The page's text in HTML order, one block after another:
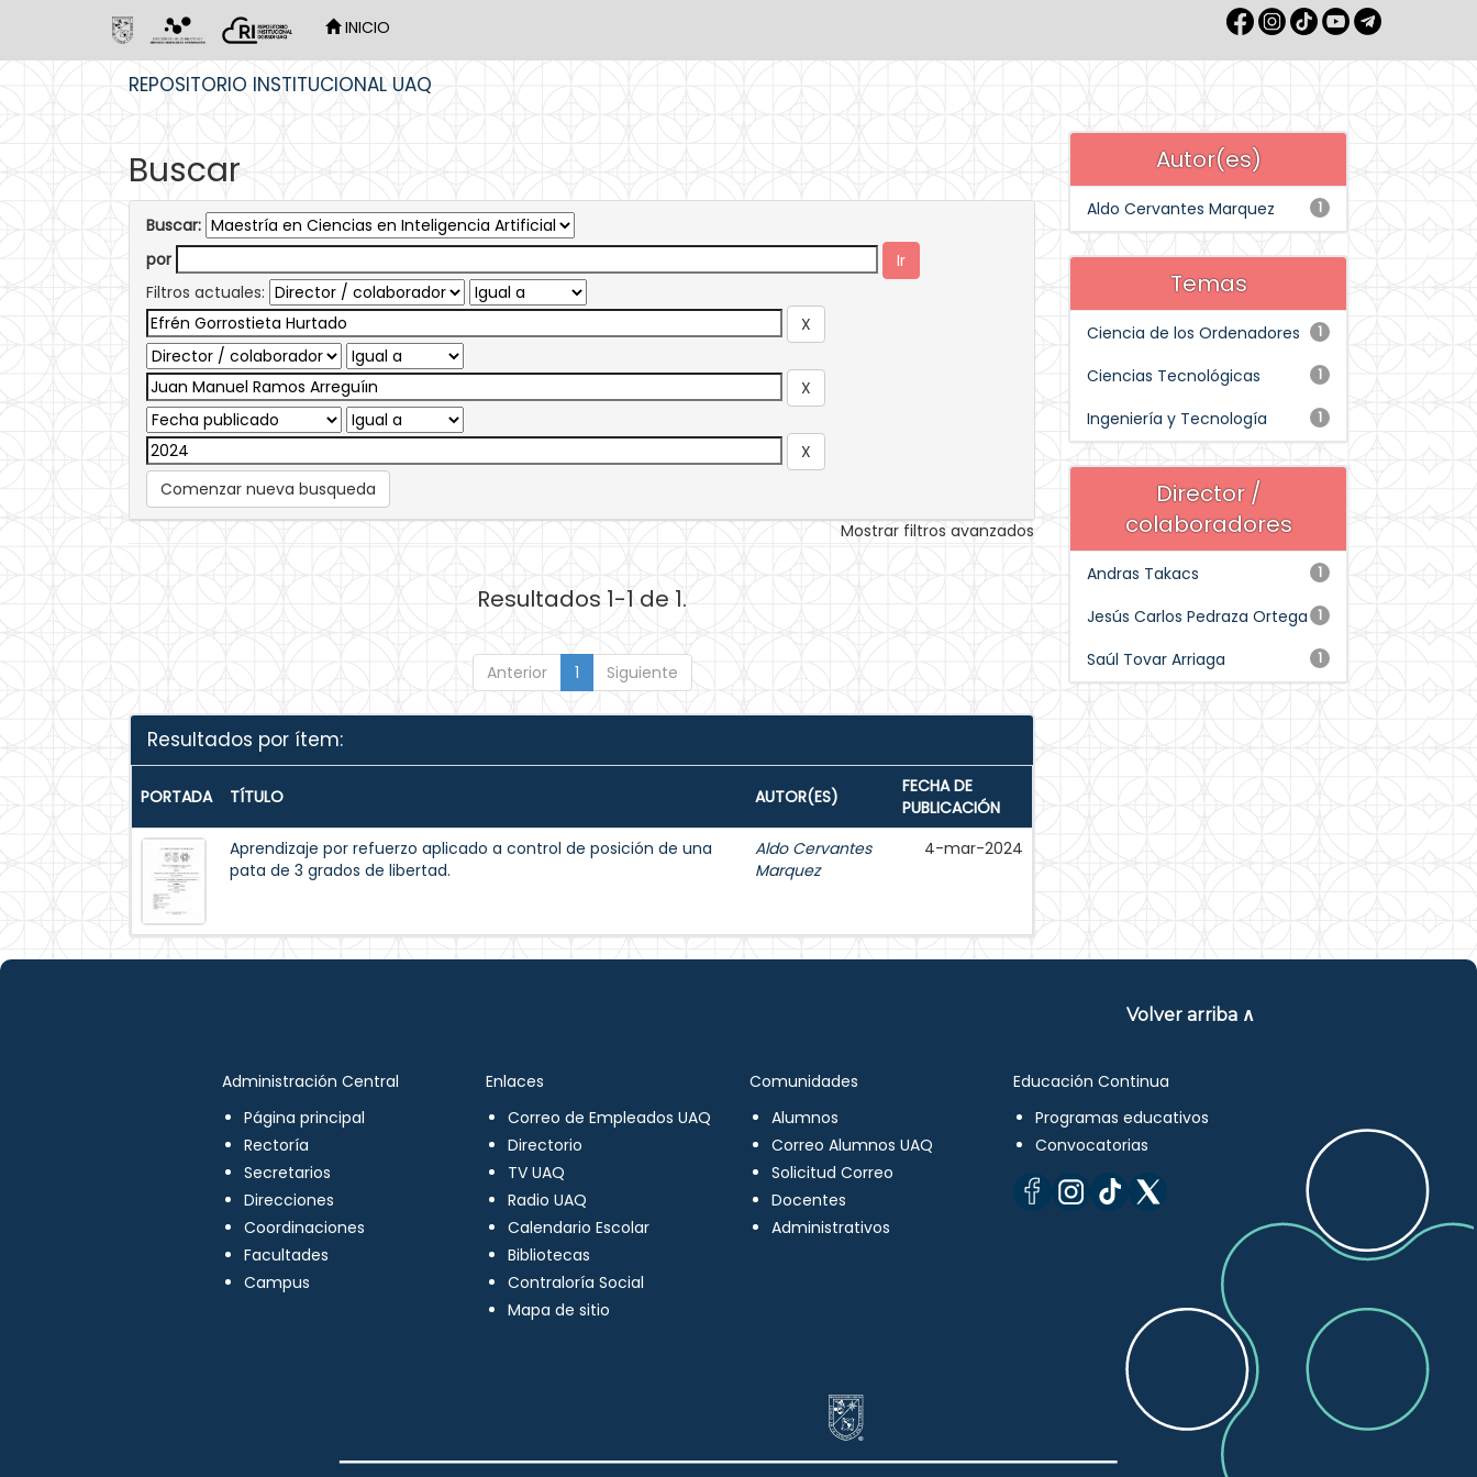
INICIO
REPOSITORIO INSTITUCIONAL UAQ
Buscar
Buscar:
por
Filtros actuales:
Comenzar nueva busqueda
Mostrar filtros avanzados
Resultados 1-1 de 1.
Anterior 1 Siguiente
Resultados por ítem:
PORTADA TÍTULO AUTOR(ES)
FECHA DE
PUBLICACIÓN
Aprendizaje por refuerzo aplicado a control de posición de una
pata de 3 grados de libertad.
Aldo Cervantes
Marquez
4-mar-2024
Autor(es)
1
Aldo Cervantes Marquez
Temas
1
Ciencia de los Ordenadores
1
Ciencias Tecnológicas
1
Ingeniería y Tecnología
Director /
colaboradores
1
Andras Takacs
1
Jesús Carlos Pedraza Ortega
1
Saúl Tovar Arriaga
Volver arriba ∧
Administración Central
Página principal
Rectoría
Secretarios
Direcciones
Coordinaciones
Facultades
Campus
Enlaces
Correo de Empleados UAQ
Directorio
TV UAQ
Radio UAQ
Calendario Escolar
Bibliotecas
Contraloría Social
Mapa de sitio
Comunidades
Alumnos
Correo Alumnos UAQ
Solicitud Correo
Docentes
Administrativos
Educación Continua
Programas educativos
Convocatorias